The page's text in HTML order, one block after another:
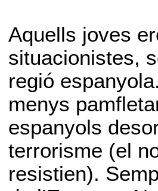
Aquells joves
situacionistes,
regió
menys
espanyols
terrorisme (el
resistien).